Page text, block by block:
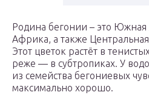
Родина бегонии – это Южная
Африка, а также
Этот цветок растёт в
реже — в субтропиках. У
из семейства бегониевых
максимально хорошо.